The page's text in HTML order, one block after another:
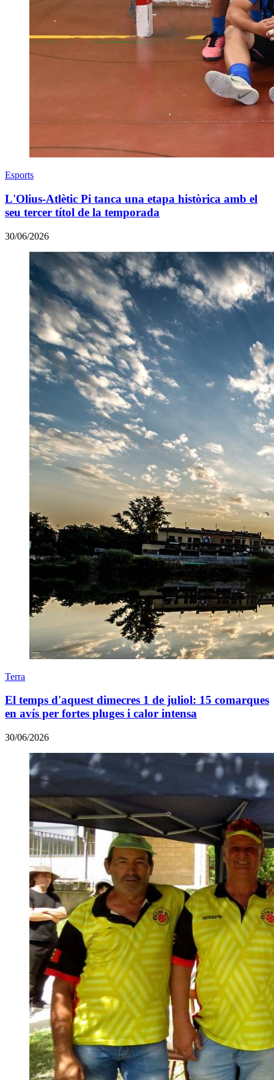
Esports
L'Olius-Atlètic Pi tanca una etapa històrica amb el
seu tercer títol de la temporada
30/06/2026
Terra
El temps d'aquest dimecres 1 de juliol: 15 comarques
en avís per fortes pluges i calor intensa
30/06/2026